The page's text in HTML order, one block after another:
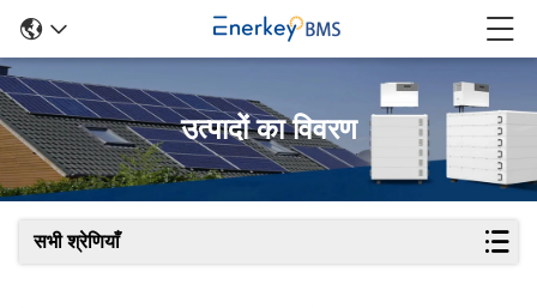
उत्पादों का विवरण
सभी श्रेणियाँ